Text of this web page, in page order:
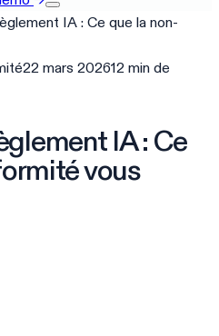
IA : Ce que la non-
22 mars 202612 min de
IA : Ce
vous